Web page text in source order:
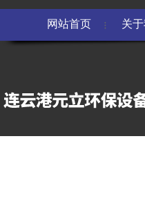
网站首页 关